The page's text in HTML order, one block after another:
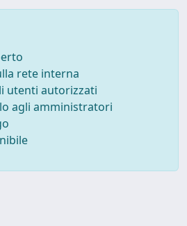
rete interna
utenti autorizzati
agli amministratori